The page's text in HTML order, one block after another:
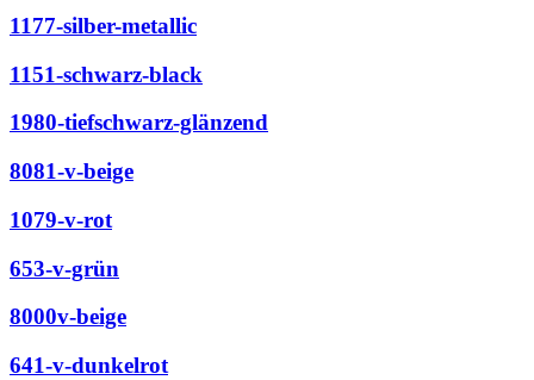
1177-silber-metallic
1151-schwarz-black
1980-tiefschwarz-glänzend
8081-v-beige
1079-v-rot
653-v-grün
8000v-beige
641-v-dunkelrot